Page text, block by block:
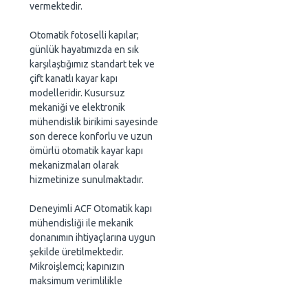
vermektedir.
Otomatik fotoselli kapılar;
günlük hayatımızda en sık
karşılaştığımız standart tek ve
çift kanatlı kayar kapı
modelleridir. Kusursuz
mekaniği ve elektronik
mühendislik birikimi sayesinde
son derece konforlu ve uzun
ömürlü otomatik kayar kapı
mekanizmaları olarak
hizmetinize sunulmaktadır.
Deneyimli ACF Otomatik kapı
mühendisliği ile mekanik
donanımın ihtiyaçlarına uygun
şekilde üretilmektedir.
Mikroişlemci; kapınızın
maksimum verimlilikle